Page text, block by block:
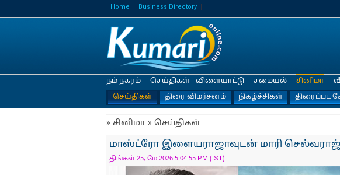
Home Business Directory
நம் நகரம் செய்திகள் - விளையாட்டு சமையல்
சினிமா
செய்திகள்
திரை விமர்சனம் நிகழ்ச்சிகள் திரைப்பட
» சினிமா » செய்திகள்
மாஸ்ட்ரோ இளையராஜாவுடன் மாரி செல்வராஜ்
திங்கள் 25, மே 2026 5:04:55 PM (IST)